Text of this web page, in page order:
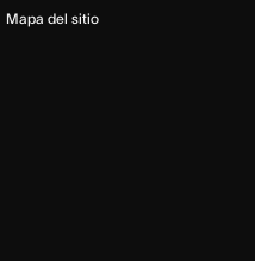
Mapa del sitio